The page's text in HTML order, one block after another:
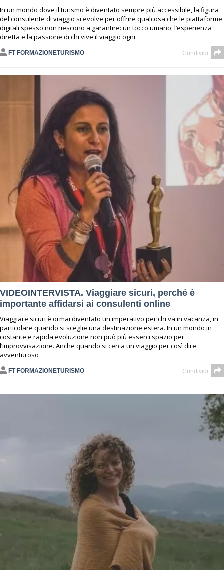
In un mondo dove il turismo è diventato sempre più accessibile, la figura
del consulente di viaggio si evolve per offrire qualcosa che le piattaforme
digitali spesso non riescono a garantire: un tocco umano, l’esperienza
diretta e la passione di chi vive il viaggio ogni
FT FORMAZIONETURISMO Condividi
VIDEOINTERVISTA. Viaggiare sicuri, perché è
importante affidarsi ai consulenti online
Viaggiare sicuri è ormai diventato un imperativo per chi va in vacanza, in
particolare quando si sceglie una destinazione estera. In un mondo in
costante e rapida evoluzione non può più esserci spazio per
l’improvvisazione. Anche quando si cerca un viaggio per così dire
avventuroso
FT FORMAZIONETURISMO Condividi